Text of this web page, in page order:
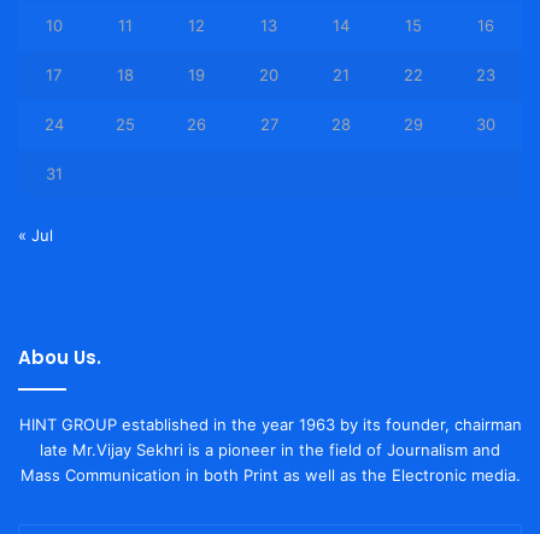
10 11 12 13 14 15 16
17 18 19 20 21 22 23
24 25 26 27 28 29 30
31
« Jul
Abou Us.
HINT GROUP established in the year 1963 by its founder, chairman
late Mr.Vijay Sekhri is a pioneer in the field of Journalism and
Mass Communication in both Print as well as the Electronic media.